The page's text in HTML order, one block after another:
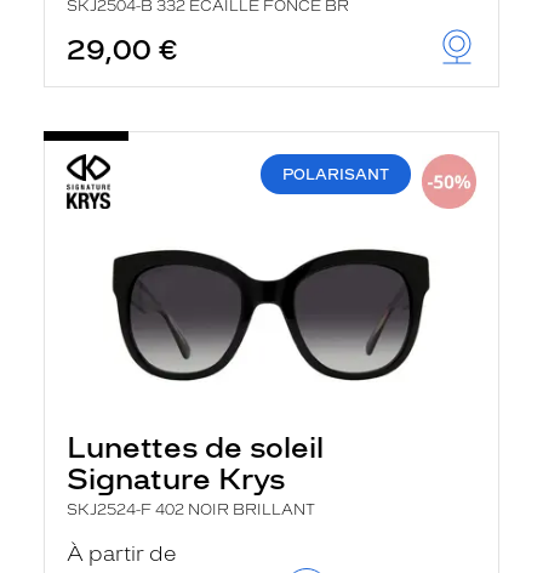
SKJ2504-B 332 ECAILLE FONCE BR
29,00 €
POLARISANT
Lunettes de soleil
Signature Krys
SKJ2524-F 402 NOIR BRILLANT
À partir de